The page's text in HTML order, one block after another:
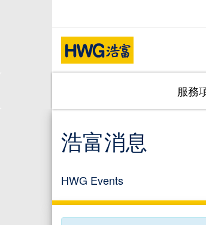
服務
浩富消息
HWG Events